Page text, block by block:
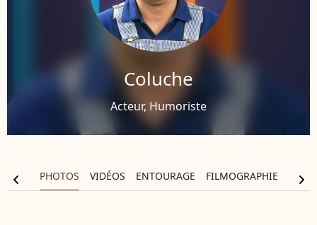
Coluche
Acteur, Humoriste
PHOTOS VIDÉOS ENTOURAGE FILMOGRAPHIE
chevron_left chevron_right